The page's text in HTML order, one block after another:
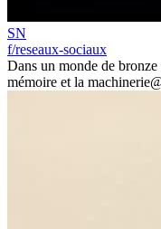
SN
f/reseaux-sociaux
Dans un monde de
mémoire et la machinerie